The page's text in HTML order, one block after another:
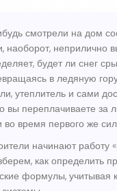
смотрели на дом
наоборот, неприлично
будет ли снег
в ледяную
, утеплитель и сами
вы переплачиваете
во время первого же
начинают работу
как определить
формулы, учитывая